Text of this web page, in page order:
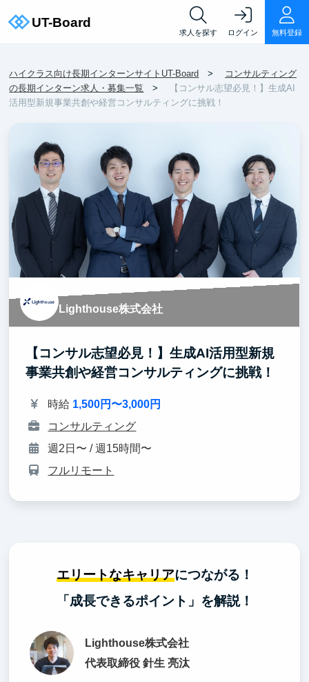
求人を探す ログイン 無料登録
ハイクラス向け長期インターンサイトUT-Board
コンサルティング
の長期インターン求人・募集一覧
【コンサル志望必見！】生成AI
活用型新規事業共創や経営コンサルティングに挑戦！
Lighthouse株式会社
【コンサル志望必見！】生成AI活用型新規
事業共創や経営コンサルティングに挑戦！
時給 1,500円〜3,000円
コンサルティング
週2日〜 / 週15時間〜
フルリモート
エリートなキャリアにつながる！
「成長できるポイント」を解説！
Lighthouse株式会社
代表取締役 針生 亮汰